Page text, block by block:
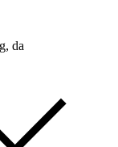
da